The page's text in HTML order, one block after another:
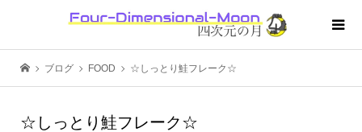
ブログ FOOD ☆しっとり鮭フレーク☆
☆しっとり鮭フレーク☆